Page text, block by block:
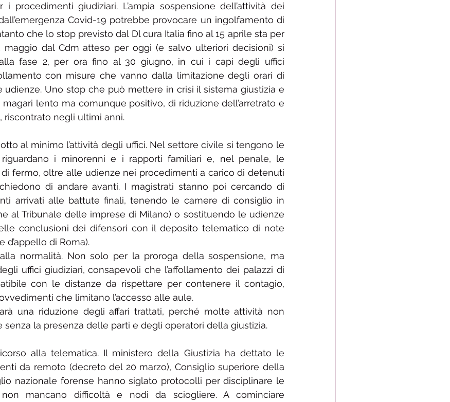
procedimenti giudiziari. L’ampia sospensione dell’attività dei
Covid-19 potrebbe provocare un ingolfamento di
che lo stop previsto dal Dl cura Italia fino al 15 aprile sta per
maggio dal Cdm atteso per oggi (e salvo ulteriori decisioni) si
fase 2, per ora fino al 30 giugno, in cui i capi degli uffici
con misure che vanno dalla limitazione degli orari di
udienze. Uno stop che può mettere in crisi il sistema giustizia e
magari lento ma comunque positivo, di riduzione dell’arretrato e
riscontrato negli ultimi anni.
al minimo l’attività degli uffici. Nel settore civile si tengono le
i minorenni e i rapporti familiari e, nel penale, le
fermo, oltre alle udienze nei procedimenti a carico di detenuti
di andare avanti. I magistrati stanno poi cercando di
arrivati alle battute finali, tenendo le camere di consiglio in
al Tribunale delle imprese di Milano) o sostituendo le udienze
conclusioni dei difensori con il deposito telematico di note
d’appello di Roma).
normalità. Non solo per la proroga della sospensione, ma
uffici giudiziari, consapevoli che l’affollamento dei palazzi di
con le distanze da rispettare per contenere il contagio,
che limitano l’accesso alle aule.
una riduzione degli affari trattati, perché molte attività non
senza la presenza delle parti e degli operatori della giustizia.
alla telematica. Il ministero della Giustizia ha dettato le
da remoto (decreto del 20 marzo), Consiglio superiore della
nazionale forense hanno siglato protocolli per disciplinare le
mancano difficoltà e nodi da sciogliere. A cominciare